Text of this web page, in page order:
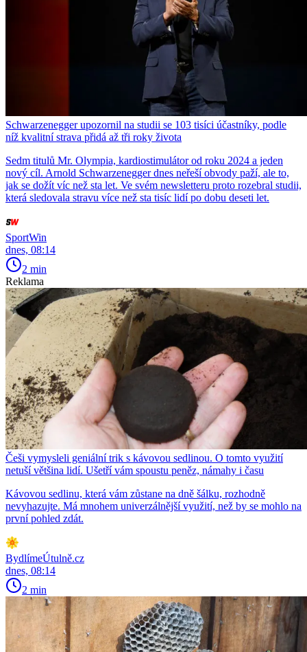
Schwarzenegger upozornil na studii se 103 tisíci účastníky, podle
níž kvalitní strava přidá až tři roky života
Sedm titulů Mr. Olympia, kardiostimulátor od roku 2024 a jeden
nový cíl. Arnold Schwarzenegger dnes neřeší obvody paží, ale to,
jak se dožít víc než sta let. Ve svém newsletteru proto rozebral studii,
která sledovala stravu více než sta tisíc lidí po dobu deseti let.
SportWin
dnes, 08:14
2 min
Reklama
Češi vymysleli geniální trik s kávovou sedlinou. O tomto využití
netuší většina lidí. Ušetří vám spoustu peněz, námahy i času
Kávovou sedlinu, která vám zůstane na dně šálku, rozhodně
nevyhazujte. Má mnohem univerzálnější využití, než by se mohlo na
první pohled zdát.
BydlímeÚtulně.cz
dnes, 08:14
2 min